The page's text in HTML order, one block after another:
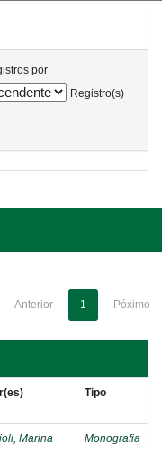
por
Registro(s)
Anterior 1 Póximo
Tipo
Marina Monografia